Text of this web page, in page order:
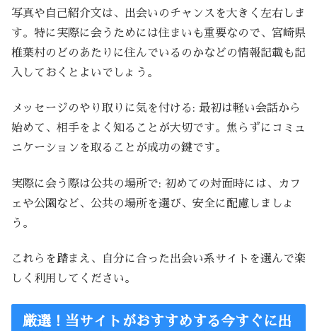
写真や自己紹介文は、出会いのチャンスを大きく左右しま
す。特に実際に会うためには住まいも重要なので、宮崎県
椎葉村のどのあたりに住んでいるのかなどの情報記載も記
入しておくとよいでしょう。
メッセージのやり取りに気を付ける: 最初は軽い会話から
始めて、相手をよく知ることが大切です。焦らずにコミュ
ニケーションを取ることが成功の鍵です。
実際に会う際は公共の場所で: 初めての対面時には、カフ
ェや公園など、公共の場所を選び、安全に配慮しましょ
う。
これらを踏まえ、自分に合った出会い系サイトを選んで楽
しく利用してください。
厳選！当サイトがおすすめする今すぐに出